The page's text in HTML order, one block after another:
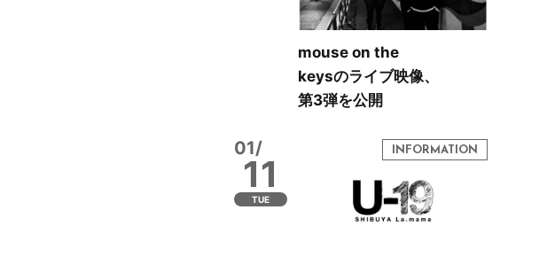
mouse on the
keysのライブ映像、
第3弾を公開
01/
11
TUE